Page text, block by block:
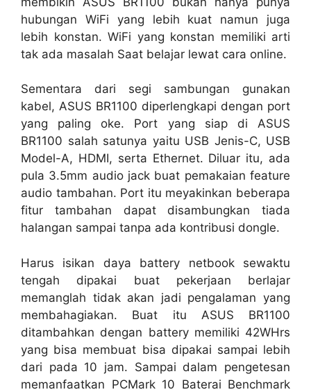
hubungan WiFi yang lebih kuat namun juga
lebih konstan. WiFi yang konstan memiliki arti
tak ada masalah Saat belajar lewat cara online.
Sementara dari segi sambungan gunakan
kabel, ASUS BR1100 diperlengkapi dengan port
yang paling oke. Port yang siap di ASUS
BR1100 salah satunya yaitu USB Jenis-C, USB
Model-A, HDMI, serta Ethernet. Diluar itu, ada
pula 3.5mm audio jack buat pemakaian feature
audio tambahan. Port itu meyakinkan beberapa
fitur tambahan dapat disambungkan tiada
halangan sampai tanpa ada kontribusi dongle.
Harus isikan daya battery netbook sewaktu
tengah dipakai buat pekerjaan berlajar
memanglah tidak akan jadi pengalaman yang
membahagiakan. Buat itu ASUS BR1100
ditambahkan dengan battery memiliki 42WHrs
yang bisa membuat bisa dipakai sampai lebih
dari pada 10 jam. Sampai dalam pengetesan
memanfaatkan PCMark 10 Baterai Benchmark